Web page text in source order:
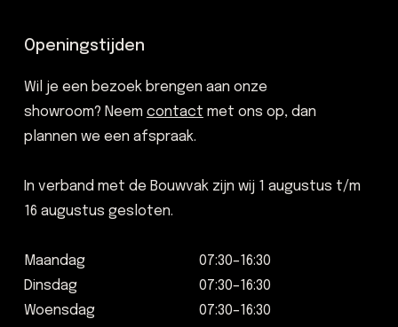
Openingstijden
Wil je een bezoek brengen aan onze
showroom? Neem contact met ons op, dan
plannen we een afspraak.
In verband met de Bouwvak zijn wij 1 augustus t/m
16 augustus gesloten.
Maandag
Dinsdag
Woensdag
07:30–16:30
07:30–16:30
07:30–16:30